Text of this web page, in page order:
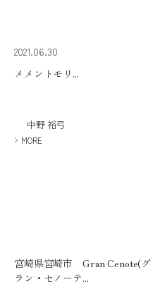
2021.06.30
メメントモリ...
中野 裕弓
MORE
宮崎県宮崎市 Gran Cenote(グ
ラン・セノーテ...